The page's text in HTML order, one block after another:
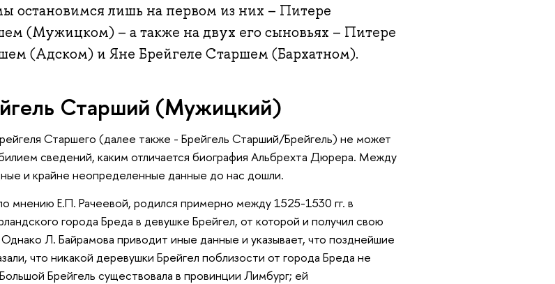
остановимся лишь на первом из них – Питере
(Мужицком) – а также на двух его сыновьях – Питере
(Адском) и Яне Брейгеле Старшем (Бархатном).
Старший (Мужицкий)
Старшего (далее также - Брейгель Старший/Брейгель) не может
сведений, каким отличается биография Альбрехта Дюрера. Между
и крайне неопределенные данные до нас дошли.
мнению Е.П. Рачеевой, родился примерно между 1525-1530 гг. в
города Бреда в девушке Брейгел, от которой и получил свою
Л. Байрамова приводит иные данные и указывает, что позднейшие
что никакой деревушки Брейгел поблизости от города Бреда не
Брейгель существовала в провинции Лимбург; ей